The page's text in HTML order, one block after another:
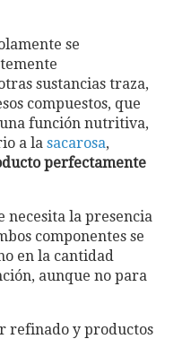
se
sustancias traza,
compuestos, que
función nutritiva,
a la sacarosa,
perfectamente
necesita la presencia
componentes se
en la cantidad
aunque no para
refinado y productos